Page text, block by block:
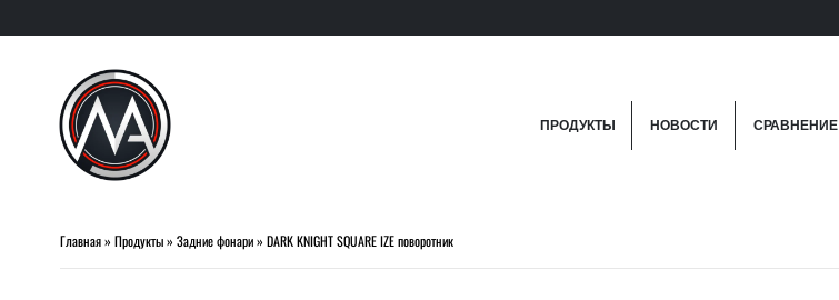
ПРОДУКТЫ НОВОСТИ СРАВНЕНИЕ
Главная» Продукты» Задние фонари» DARK KNIGHT SQUARE IZE поворотник